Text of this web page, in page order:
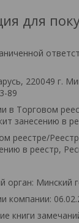
для
220049 г.
89
в Торговом
занесению в
реестре/
в реестр,
орган: Минский
компании:
книги